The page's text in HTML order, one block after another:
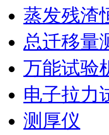
蒸发残渣
总迁移量
万能试验
电子拉力
测厚仪